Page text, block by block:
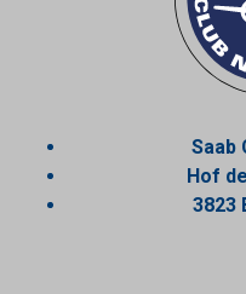
Saab
Hof
3823